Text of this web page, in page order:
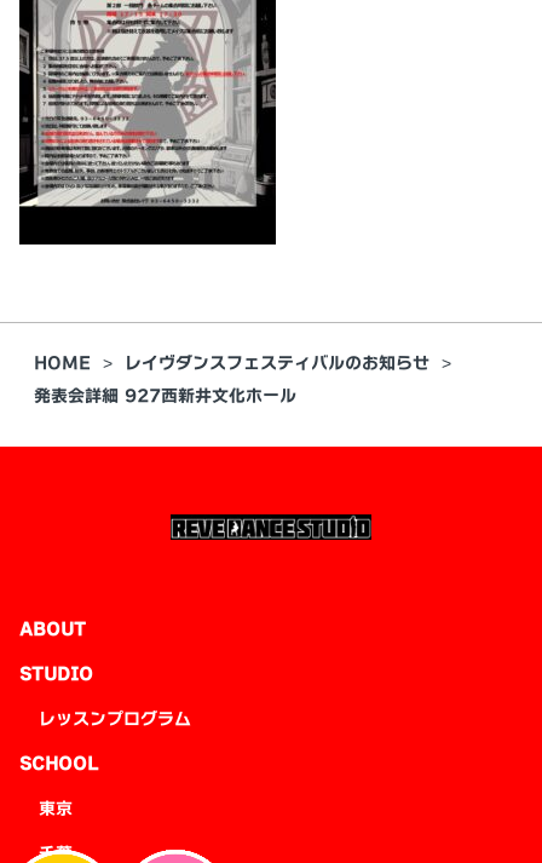
HOME
レイヴダンスフェスティバルのお知らせ
発表会詳細 927西新井文化ホール
ABOUT
STUDIO
レッスンプログラム
SCHOOL
東京
千葉